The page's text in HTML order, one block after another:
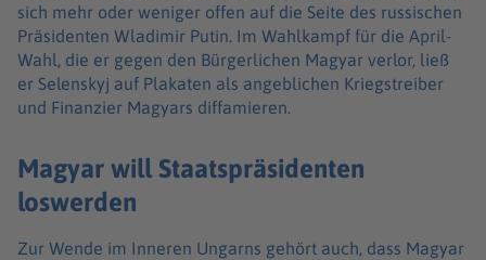
sich mehr oder weniger offen auf die Seite des russischen
Präsidenten Wladimir Putin. Im Wahlkampf für die April-
Wahl, die er gegen den Bürgerlichen Magyar verlor, ließ
er Selenskyj auf Plakaten als angeblichen Kriegstreiber
und Finanzier Magyars diffamieren.
Magyar will Staatspräsidenten
loswerden
Zur Wende im Inneren Ungarns gehört auch, dass Magyar